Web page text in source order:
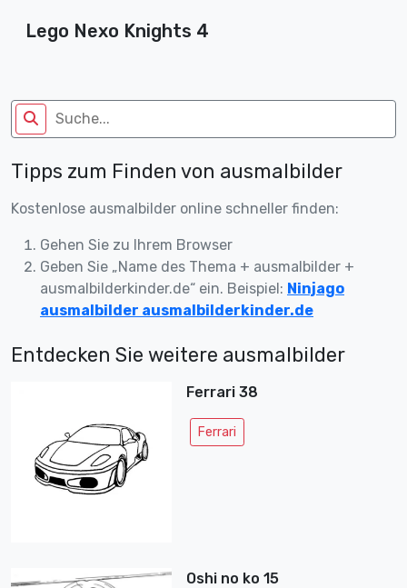
Lego Nexo Knights 4
Tipps zum Finden von ausmalbilder
Kostenlose ausmalbilder online schneller finden:
Gehen Sie zu Ihrem Browser
Geben Sie „Name des Thema + ausmalbilder +
ausmalbilderkinder.de“ ein. Beispiel: Ninjago
ausmalbilder ausmalbilderkinder.de
Entdecken Sie weitere ausmalbilder
Ferrari 38
Ferrari
Oshi no ko 15